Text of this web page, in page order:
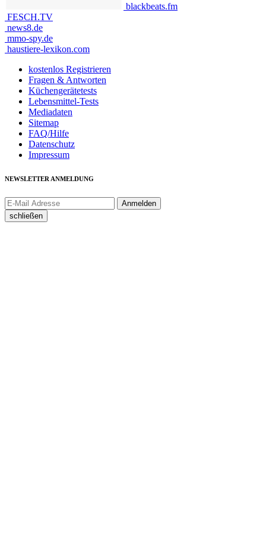
blackbeats.fm
FESCH.TV
news8.de
mmo-spy.de
haustiere-lexikon.com
kostenlos Registrieren
Fragen & Antworten
Küchengerätetests
Lebensmittel-Tests
Mediadaten
Sitemap
FAQ/Hilfe
Datenschutz
Impressum
NEWSLETTER ANMELDUNG
schließen